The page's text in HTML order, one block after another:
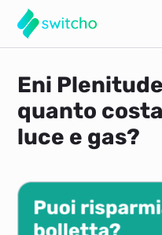
Eni
quanto
luce e gas?